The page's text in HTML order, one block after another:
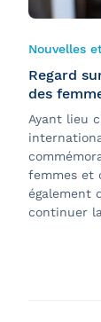
Nouvelles
Regard
des
Ayant lieu
femmes et
également
continuer